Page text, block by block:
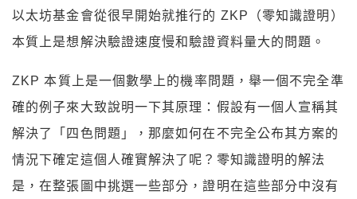
以太坊基金會從很早開始就推行的 ZKP（零知識證明）
本質上是想解決驗證速度慢和驗證資料量大的問題。
ZKP 本質上是一個數學上的機率問題，舉一個不完全準
確的例子來大致說明一下其原理：假設有一個人宣稱其
解決了「四色問題」，那麼如何在不完全公布其方案的
情況下確定這個人確實解決了呢？零知識證明的解法
是，在整張圖中挑選一些部分，證明在這些部分中沒有